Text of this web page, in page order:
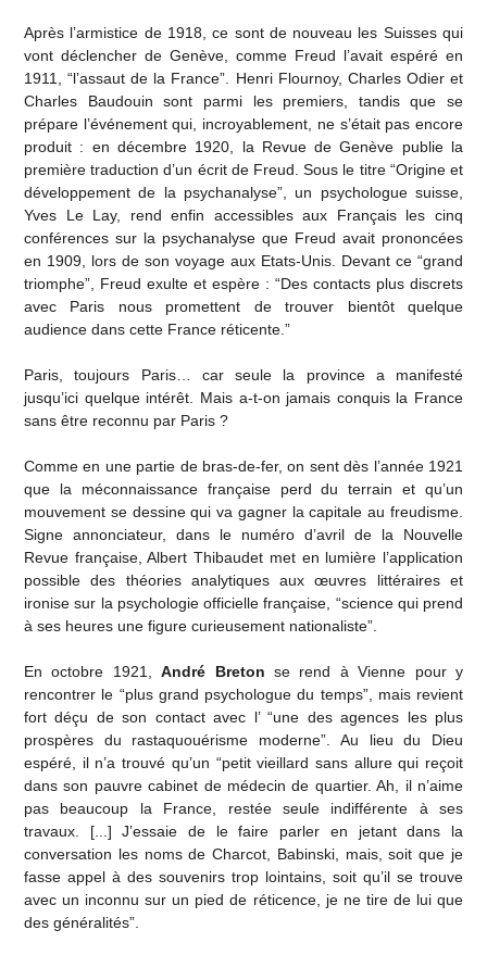
Après l’armistice de 1918, ce sont de nouveau les Suisses qui
vont déclencher de Genève, comme Freud l’avait espéré en
1911, “l’assaut de la France”. Henri Flournoy, Charles Odier et
Charles Baudouin sont parmi les premiers, tandis que se
prépare l’événement qui, incroyablement, ne s’était pas encore
produit : en décembre 1920, la Revue de Genève publie la
première traduction d’un écrit de Freud. Sous le titre “Origine et
développement de la psychanalyse”, un psychologue suisse,
Yves Le Lay, rend enfin accessibles aux Français les cinq
conférences sur la psychanalyse que Freud avait prononcées
en 1909, lors de son voyage aux Etats-Unis. Devant ce “grand
triomphe”, Freud exulte et espère : “Des contacts plus discrets
avec Paris nous promettent de trouver bientôt quelque
audience dans cette France réticente.”
Paris, toujours Paris… car seule la province a manifesté
jusqu’ici quelque intérêt. Mais a-t-on jamais conquis la France
sans être reconnu par Paris ?
Comme en une partie de bras-de-fer, on sent dès l’année 1921
que la méconnaissance française perd du terrain et qu’un
mouvement se dessine qui va gagner la capitale au freudisme.
Signe annonciateur, dans le numéro d’avril de la Nouvelle
Revue française, Albert Thibaudet met en lumière l’application
possible des théories analytiques aux œuvres littéraires et
ironise sur la psychologie officielle française, “science qui prend
à ses heures une figure curieusement nationaliste”.
En octobre 1921,André Breton se rend à Vienne pour y
rencontrer le “plus grand psychologue du temps”, mais revient
fort déçu de son contact avec l’ “une des agences les plus
prospères du rastaquouérisme moderne”. Au lieu du Dieu
espéré, il n’a trouvé qu’un “petit vieillard sans allure qui reçoit
dans son pauvre cabinet de médecin de quartier. Ah, il n’aime
pas beaucoup la France, restée seule indifférente à ses
travaux. [...] J’essaie de le faire parler en jetant dans la
conversation les noms de Charcot, Babinski, mais, soit que je
fasse appel à des souvenirs trop lointains, soit qu’il se trouve
avec un inconnu sur un pied de réticence, je ne tire de lui que
des généralités”.